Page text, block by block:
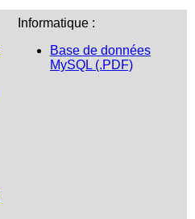
Informatique :
Base de données
MySQL (.PDF)